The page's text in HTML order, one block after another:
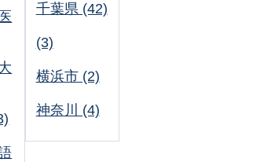
千葉県 (42)
(3)
横浜市 (2)
神奈川 (4)